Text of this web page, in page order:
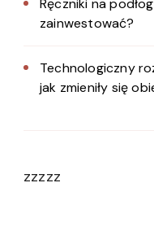
Ręczniki na
zainwestować?
Technologiczny
jak zmieniły się
zzzzz